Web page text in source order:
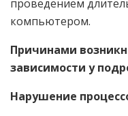
проведением
компьютером.
Причинами
зависимости у
Нарушение